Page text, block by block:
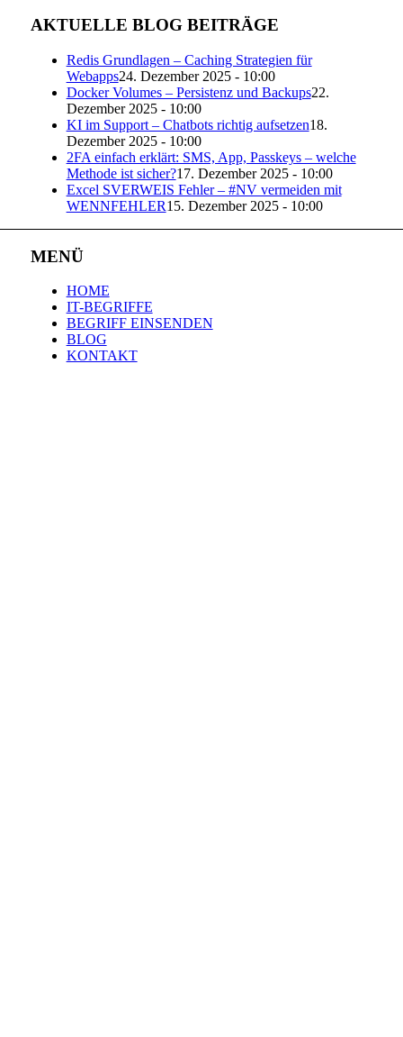
AKTUELLE BLOG BEITRÄGE
Redis Grundlagen – Caching Strategien für
Webapps24. Dezember 2025 - 10:00
Docker Volumes – Persistenz und Backups22.
Dezember 2025 - 10:00
KI im Support – Chatbots richtig aufsetzen18.
Dezember 2025 - 10:00
2FA einfach erklärt: SMS, App, Passkeys – welche
Methode ist sicher?17. Dezember 2025 - 10:00
Excel SVERWEIS Fehler – #NV vermeiden mit
WENNFEHLER15. Dezember 2025 - 10:00
MENÜ
HOME
IT-BEGRIFFE
BEGRIFF EINSENDEN
BLOG
KONTAKT